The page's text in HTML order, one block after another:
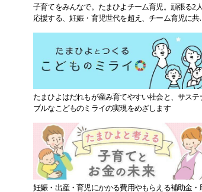
子育てをみんなで。たまひよチーム育児。頑張る2
応援する、妊娠・育児世代を超え、チーム育児に共
たまひよはだれもが産み育てやすい社会と、サステ
ブルなこどものミライの実現をめざします
妊娠・出産・育児にかかる費用やもらえる補助金・